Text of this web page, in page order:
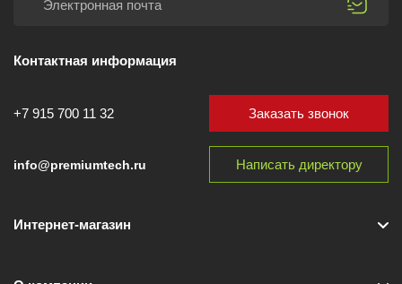
Контактная информация
+7 915 700 11 32
info@premiumtech.ru
Заказать звонок
Написать директору
Интернет-магазин